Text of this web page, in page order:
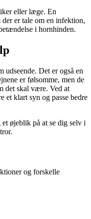
eller læge. En
er tale om en infektion,
i hornhinden.
udseende. Det er også en
er følsomme, men de
det skal være. Ved at
et klart syn og passe bedre
øjeblik på at se dig selv i
og forskelle